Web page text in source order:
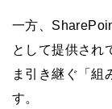
一方、
として提供され
ま引き継ぐ「組
す。